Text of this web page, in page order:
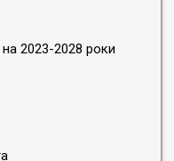
2023-2028 роки